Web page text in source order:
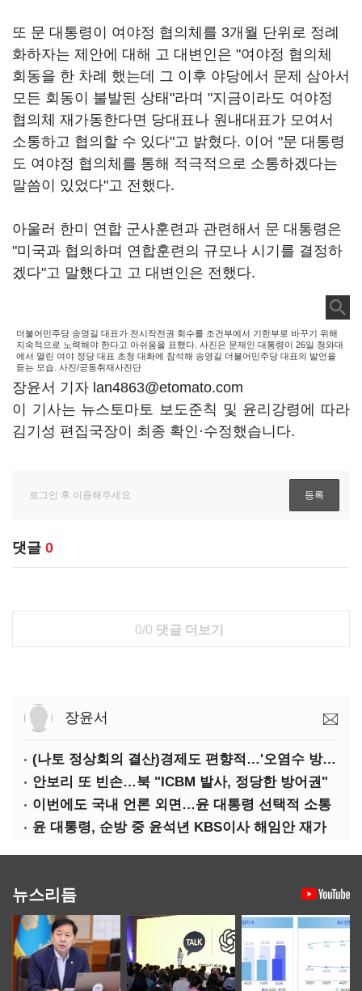
또 문 대통령이 여야정 협의체를 3개월 단위로 정례
화하자는 제안에 대해 고 대변인은 "여야정 협의체
회동을 한 차례 했는데 그 이후 야당에서 문제 삼아서
모든 회동이 불발된 상태"라며 "지금이라도 여야정
협의체 재가동한다면 당대표나 원내대표가 모여서
소통하고 협의할 수 있다"고 밝혔다. 이어 "문 대통령
도 여야정 협의체를 통해 적극적으로 소통하겠다는
말씀이 있었다"고 전했다.
아울러 한미 연합 군사훈련과 관련해서 문 대통령은
"미국과 협의하며 연합훈련의 규모나 시기를 결정하
겠다"고 말했다고 고 대변인은 전했다.
더불어민주당 송영길 대표가 전시작전권 회수를 조건부에서 기한부로 바꾸기 위해
지속적으로 노력해야 한다고 아쉬움을 표했다. 사진은 문재인 대통령이 26일 청와대
에서 열린 여야 정당 대표 초청 대화에 참석해 송영길 더불어민주당 대표의 발언을
듣는 모습. 사진/공동취재사진단
장윤서 기자 lan4863@etomato.com
이 기사는 뉴스토마토 보도준칙 및 윤리강령에 따라
김기성 편집국장이 최종 확인·수정했습니다.
댓글 0
0/0 댓글 더보기
장윤서
(나토 정상회의 결산)경제도 편향적…'오염수 방류'만 용인
안보리 또 빈손…북 "ICBM 발사, 정당한 방어권"
이번에도 국내 언론 외면…윤 대통령 선택적 소통
윤 대통령, 순방 중 윤석년 KBS이사 해임안 재가
뉴스리듬